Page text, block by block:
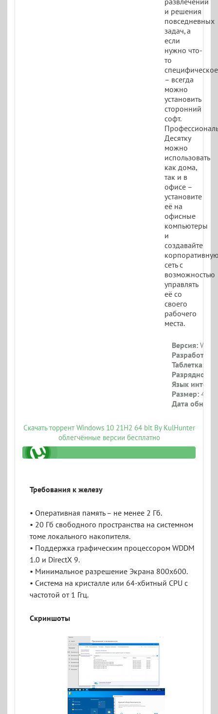
развлечений
и решения
повседневных
задач, а
если
нужно что-
то
специфическое
– всегда
можно
установить
сторонний
софт.
Десятку
можно
использовать
как дома,
так и в
офисе –
установите
её на
офисные
компьютеры
и
создавайте
сеть с
возможностью
управлять
её со
своего
рабочего
места.
Версия:
Разработчик:
Таблетка:
Разрядность:
Язык
Размер: 4.5
Дата
Скачать торрент Windows 10 21H2 64 bit By KulHunter
облегчённые версии бесплатно
v9-esd-ru.torrent
Требования к железу
• Оперативная память – не менее 2 Гб.
• 20 Гб свободного пространства на системном
томе локального накопителя.
• Поддержка графическим процессором WDDM
1.0 и DirectX 9.
• Минимальное разрешение Экрана 800x600.
• Система на кристалле или 64-хбитный CPU с
частотой от 1 Ггц.
Скриншоты